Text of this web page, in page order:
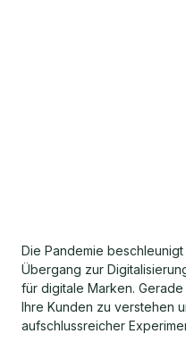
Die Pandemie
Übergang zur
für digitale Marken.
Ihre Kunden zu verstehen
aufschlussreicher